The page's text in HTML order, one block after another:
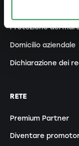
Protezione del
Domicilio aziendale
Dichiarazione dei
RETE
Premium Partner
Diventare